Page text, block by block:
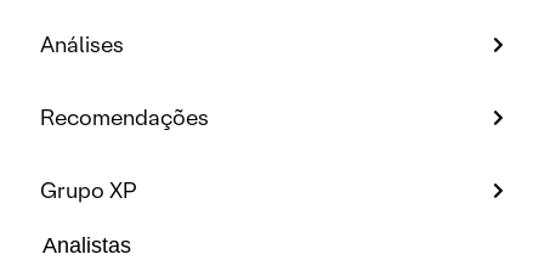
Análises
Recomendações
Grupo XP
Analistas